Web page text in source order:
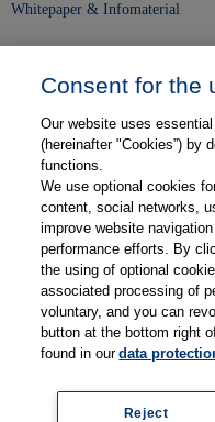
Whitepaper & Infomaterial
Karriere
Kontakt
Web-Semniare
Anwenderberichte
Partner
Consent for the
Our website uses
(hereinafter "Cookies”) by
functions.
We use optional cookies
content, social networks,
improve website
performance efforts. By
the using of optional
associated processing of
voluntary, and you can
button at the bottom right
found in ourdata
Reject